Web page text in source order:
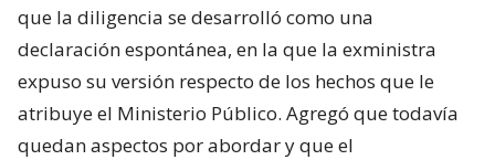
que la diligencia se desarrolló como una
declaración espontánea, en la que la exministra
expuso su versión respecto de los hechos que le
atribuye el Ministerio Público. Agregó que todavía
quedan aspectos por abordar y que el